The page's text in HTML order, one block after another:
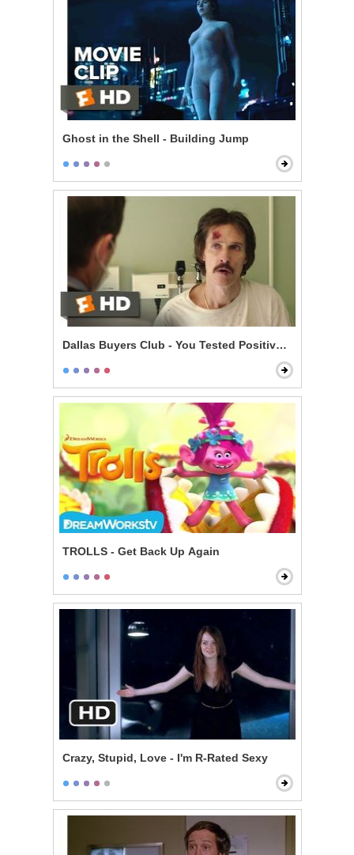
Ghost in the Shell - Building Jump
Dallas Buyers Club - You Tested Positive for HIV
TROLLS - Get Back Up Again
Crazy, Stupid, Love - I'm R-Rated Sexy